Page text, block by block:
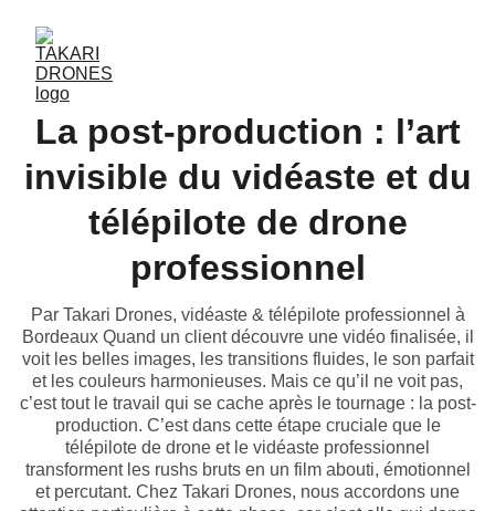
La post-production : l’art
invisible du vidéaste et du
télépilote de drone
professionnel
Par Takari Drones, vidéaste & télépilote professionnel à
Bordeaux Quand un client découvre une vidéo finalisée, il
voit les belles images, les transitions fluides, le son parfait
et les couleurs harmonieuses. Mais ce qu’il ne voit pas,
c’est tout le travail qui se cache après le tournage : la post-
production. C’est dans cette étape cruciale que le
télépilote de drone et le vidéaste professionnel
transforment les rushs bruts en un film abouti, émotionnel
et percutant. Chez Takari Drones, nous accordons une